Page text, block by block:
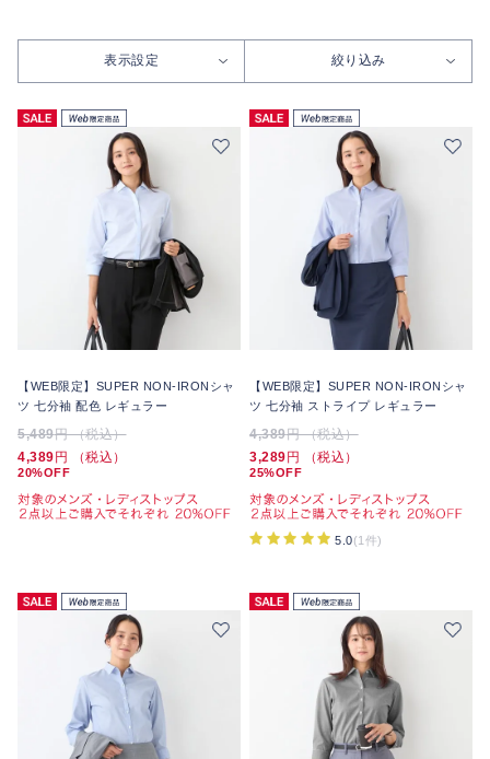
表示設定 絞り込み
【WEB限定】SUPER NON-IRONシャ
ツ 七分袖 配色 レギュラー
5,489円 （税込）
4,389 円 （税込）
20%OFF
【WEB限定】SUPER NON-IRONシャ
ツ 七分袖 ストライプ レギュラー
4,389円 （税込）
3,289 円 （税込）
25%OFF
5.0(1件)